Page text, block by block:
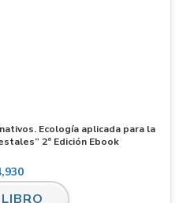
Ecología aplicada para la
2ª Edición Ebook